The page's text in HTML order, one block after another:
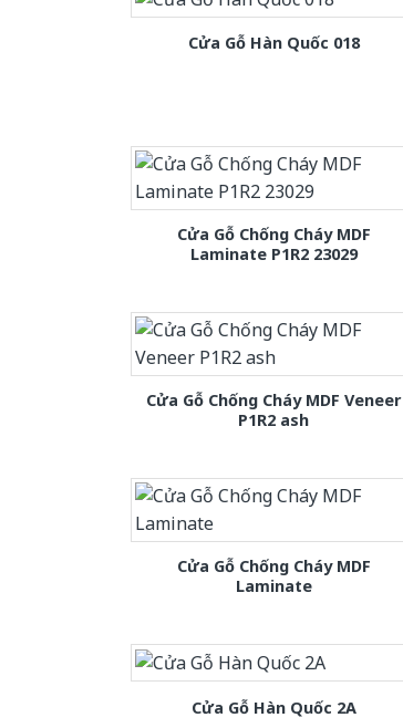
Cửa Gỗ Hàn Quốc 018
Cửa Gỗ Chống Cháy MDF
Laminate P1R2 23029
Cửa Gỗ Chống Cháy MDF Veneer
P1R2 ash
Cửa Gỗ Chống Cháy MDF
Laminate
Cửa Gỗ Hàn Quốc 2A